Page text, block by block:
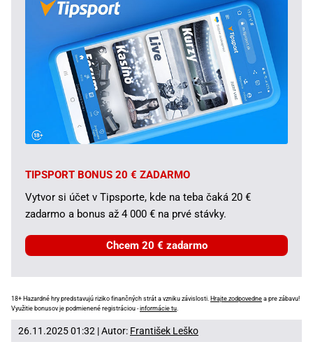
TIPSPORT BONUS 20 € ZADARMO
Vytvor si účet v Tipsporte, kde na teba čaká 20 €
zadarmo a bonus až 4 000 € na prvé stávky.
Chcem 20 € zadarmo
18+ Hazardné hry predstavujú riziko finančných strát a vzniku závislosti. Hrajte zodpovedne a pre zábavu!
Využitie bonusov je podmienené registráciou -informácie tu.
26.11.2025 01:32 | Autor: František Leško